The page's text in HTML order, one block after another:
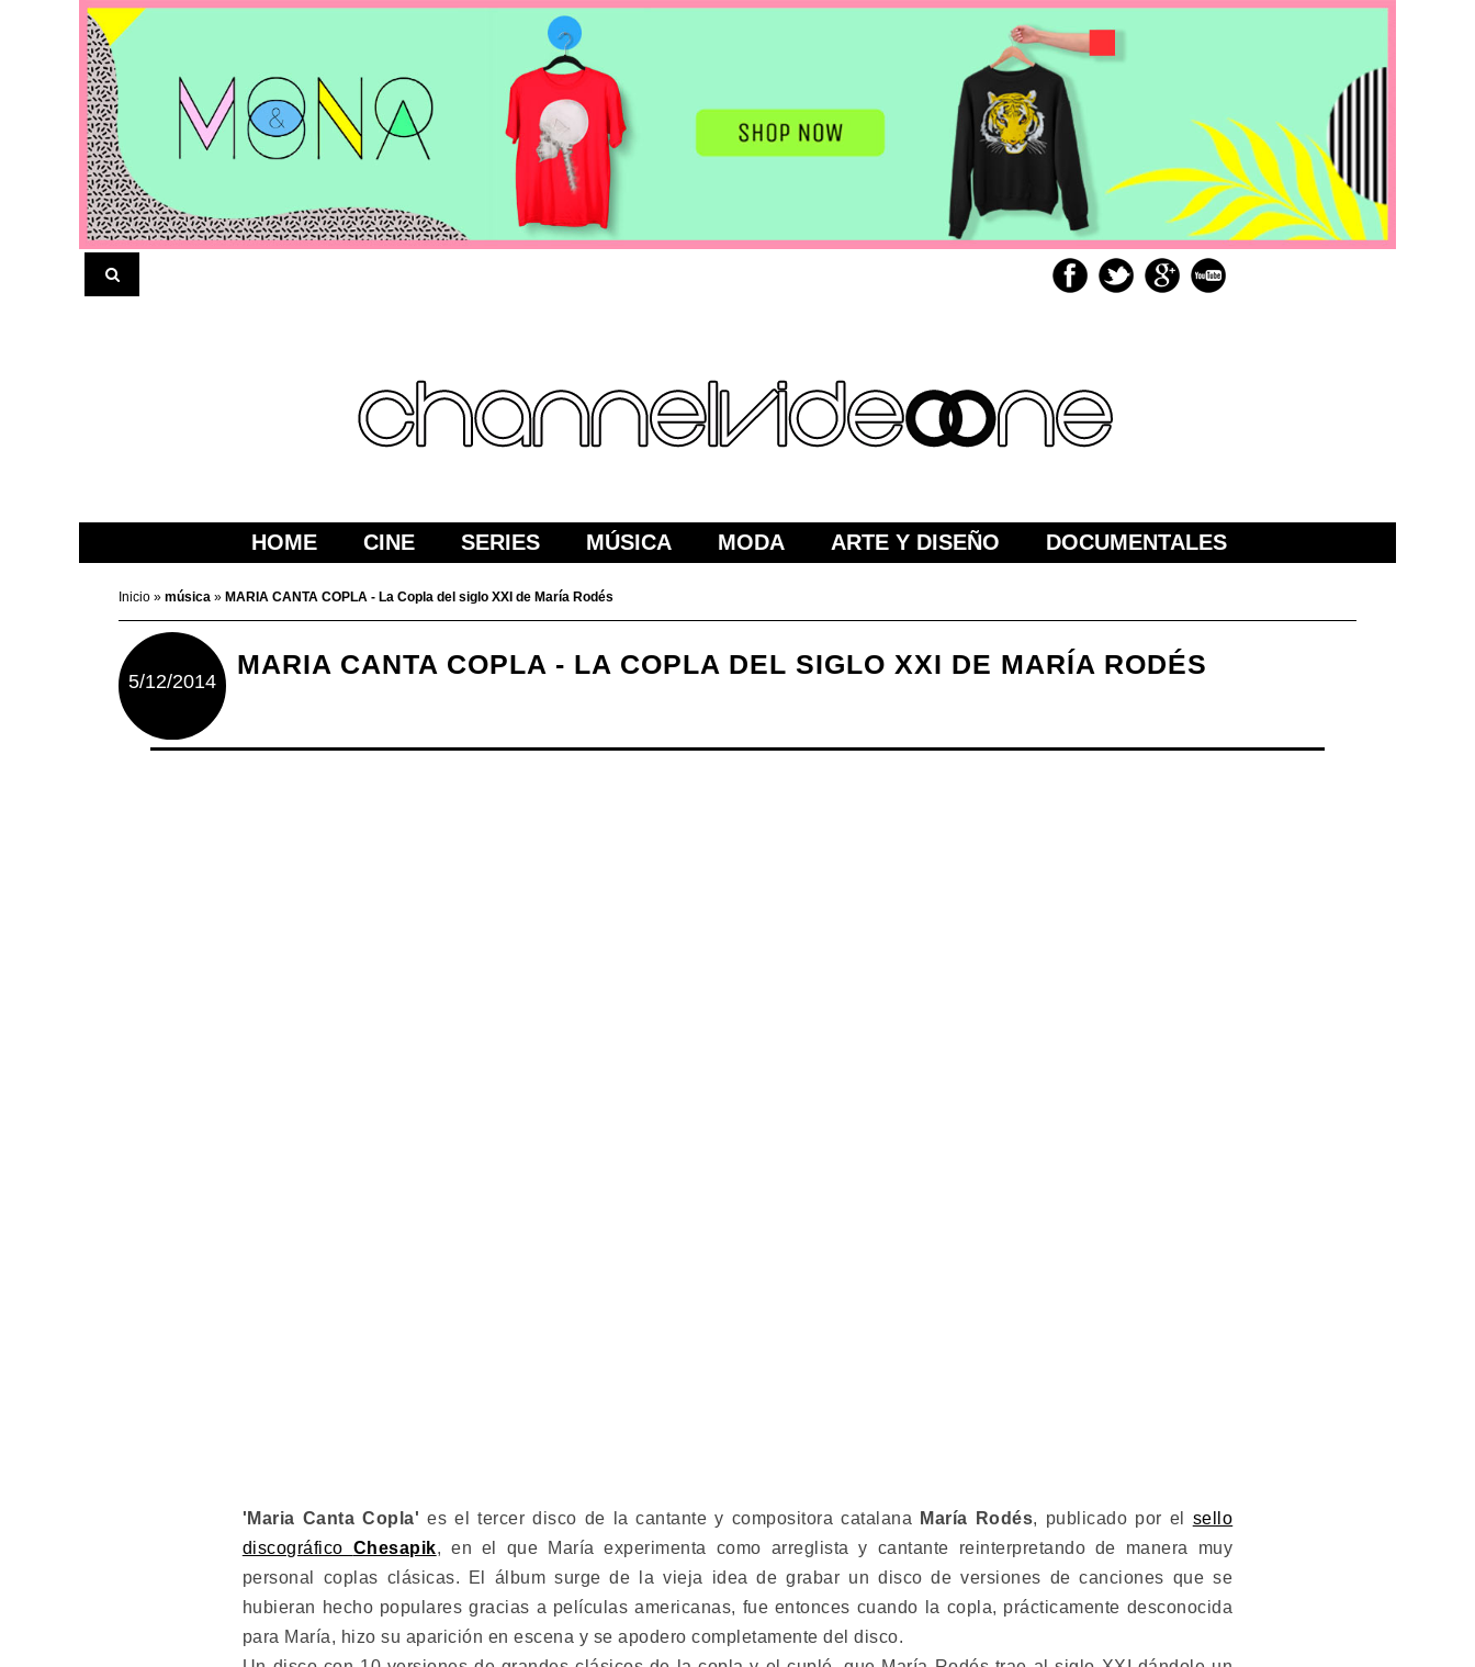
HOME CINE SERIES MÚSICA MODA ARTE Y DISEÑO DOCUMENTALES
Inicio » música » MARIA CANTA COPLA - La Copla del siglo XXI de María Rodés
5/12/2014
MARIA CANTA COPLA - LA COPLA DEL SIGLO XXI DE MARÍA RODÉS
'Maria Canta Copla' es el tercer disco de la cantante y compositora catalana María Rodés, publicado por el sello
discográfico Chesapik, en el que María experimenta como arreglista y cantante reinterpretando de manera muy
personal coplas clásicas. El álbum surge de la vieja idea de grabar un disco de versiones de canciones que se
hubieran hecho populares gracias a películas americanas, fue entonces cuando la copla, prácticamente desconocida
para María, hizo su aparición en escena y se apodero completamente del disco.